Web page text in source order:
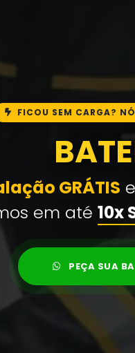
FICOU SEM CARGA?
GRÁTIS
em até 10x
PEÇA SUA